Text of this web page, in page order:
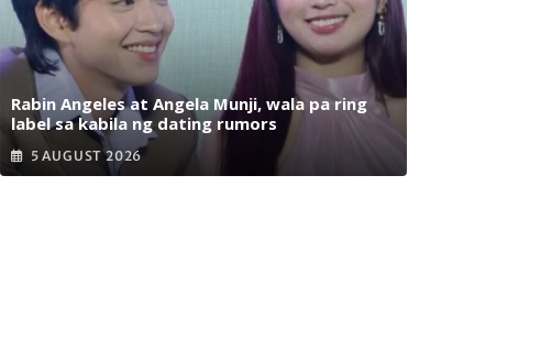
Rabin Angeles at Angela Munji, wala pa ring
label sa kabila ng dating rumors
5 AUGUST 2026